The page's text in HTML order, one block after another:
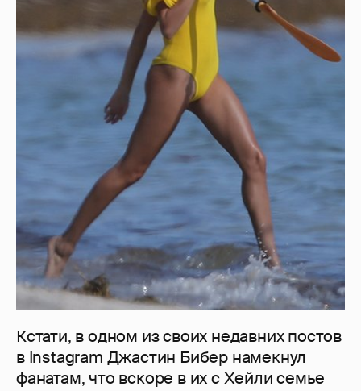
Кстати, в одном из своих недавних постов
в Instagram Джастин Бибер намекнул
фанатам, что вскоре в их с Хейли семье